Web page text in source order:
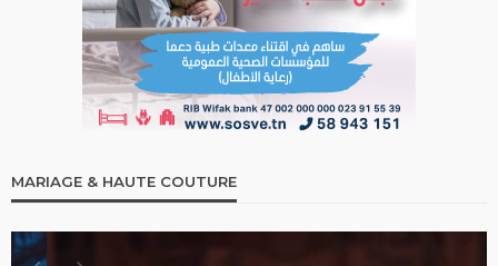
MARIAGE & HAUTE COUTURE